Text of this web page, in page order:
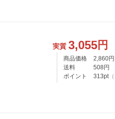
実質 3,055円
商品価格 2,860円
送料
508 円
ポイント
313pt（